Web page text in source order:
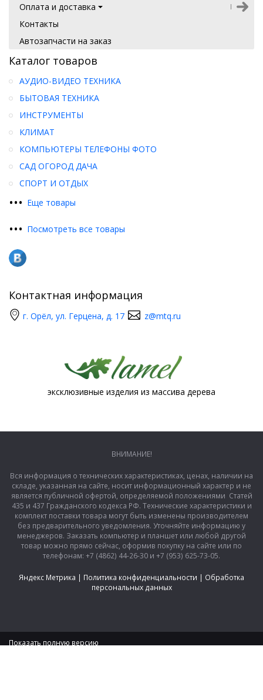
Оплата и доставка
Контакты
Автозапчасти на заказ
Каталог товаров
••• Еще товары
АУДИО-ВИДЕО ТЕХНИКА
БЫТОВАЯ ТЕХНИКА
ИНСТРУМЕНТЫ
КЛИМАТ
КОМПЬЮТЕРЫ ТЕЛЕФОНЫ ФОТО
САД ОГОРОД ДАЧА
СПОРТ И ОТДЫХ
••• Посмотреть все товары
Контактная информация
г. Орёл, ул. Герцена, д. 17 z@mtq.ru
эксклюзивные изделия из массива дерева
ВНИМАНИЕ!
Вся информация о технических характеристиках, ценах, наличии на
складе, указанная на сайте, носит информационный характер и не
является публичной офертой, определяемой положениями Статей
435 и 437 Гражданского кодекса РФ. Технические характеристики и
комплект поставки товара могут быть изменены производителем
без предварительного уведомления. Уточняйте информацию у
менеджеров. Заказать компьютер и планшет или любой другой
товар можно прямо сейчас, оформив покупку на сайте или по
телефонам: +7 (4862) 44-26-30 и +7 (953) 625-73-05.
Яндекс Метрика | Политика конфиденциальности | Обработка
персональных данных
Показать полную версию